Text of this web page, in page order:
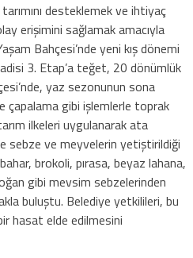
desteklemek ve ihtiyaç
erişimini sağlamak amacıyla
Bahçesi’nde yeni kış dönemi
3. Etap’a teğet, 20 dönümlük
yaz sezonunun sona
çapalama gibi işlemlerle toprak
ilkeleri uygulanarak ata
sebze ve meyvelerin yetiştirildiği
brokoli, pırasa, beyaz lahana,
gibi mevsim sebzelerinden
buluştu. Belediye yetkilileri, bu
hasat elde edilmesini